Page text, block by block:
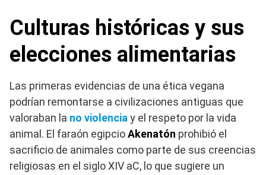
Culturas históricas y sus
elecciones alimentarias
Las primeras evidencias de una ética vegana
podrían remontarse a civilizaciones antiguas que
valoraban la no violencia y el respeto por la vida
animal. El faraón egipcioAkenatón prohibió el
sacrificio de animales como parte de sus creencias
religiosas en el siglo XIV aC, lo que sugiere un